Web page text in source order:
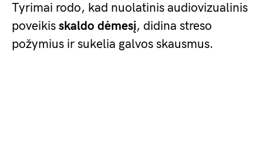
Tyrimai rodo, kad nuolatinis audiovizualinis
poveikis skaldo dėmesį, didina streso
požymius ir sukelia galvos skausmus.